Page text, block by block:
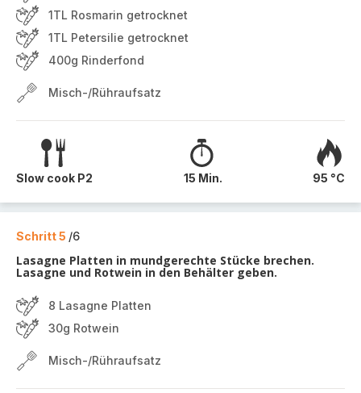
1TL Rosmarin getrocknet
1TL Petersilie getrocknet
400g Rinderfond
Misch-/Rühraufsatz
Slow cook P2 15 Min. 95 °C
Schritt 5 /6
Lasagne Platten in mundgerechte Stücke brechen.
Lasagne und Rotwein in den Behälter geben.
8 Lasagne Platten
30g Rotwein
Misch-/Rühraufsatz